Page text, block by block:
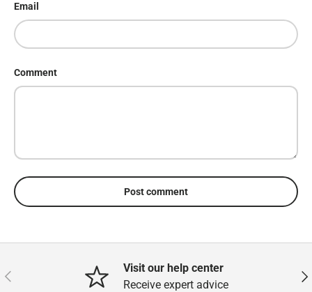
Email
Comment
Post comment
Previous
Visit our help center
Receive expert advice